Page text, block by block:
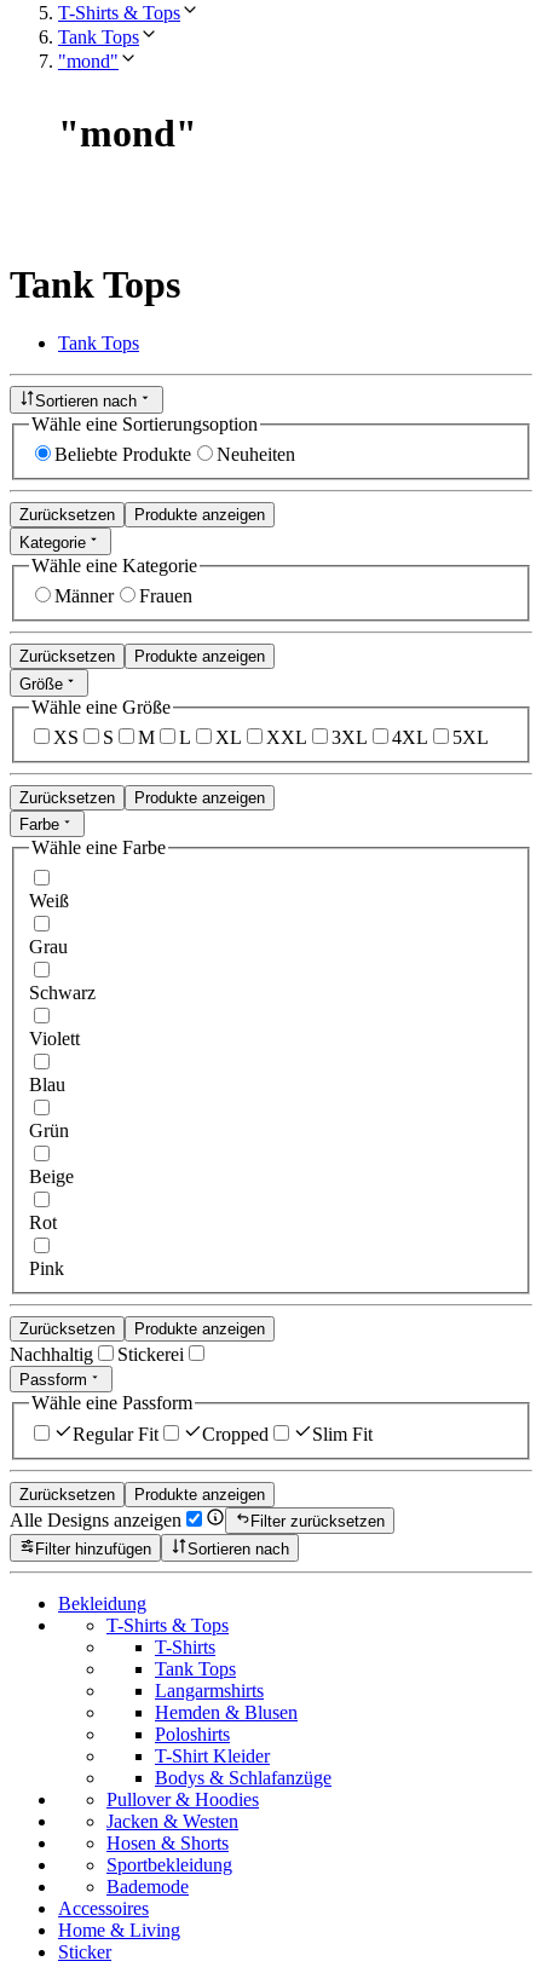
T-Shirts & Tops
Tank Tops
"mond"
"mond"
Tank Tops
Tank Tops
Sortieren nach
Wähle eine Sortierungsoption
Beliebte Produkte
Neuheiten
Zurücksetzen
Produkte anzeigen
Kategorie
Wähle eine Kategorie
Männer
Frauen
Zurücksetzen
Produkte anzeigen
Größe
Wähle eine Größe
XS
S M L XL XXL 3XL 4XL 5XL
Zurücksetzen
Produkte anzeigen
Farbe
Wähle eine Farbe
Weiß
Grau
Schwarz
Violett
Blau
Grün
Beige
Rot
Pink
Zurücksetzen Produkte anzeigen
Nachhaltig Stickerei
Passform
Wähle eine Passform
Regular Fit
Cropped Slim Fit
Zurücksetzen Produkte anzeigen
Alle Designs anzeigen
Filter zurücksetzen
Filter hinzufügen
Sortieren nach
Bekleidung
T-Shirts & Tops
T-Shirts
Tank Tops
Langarmshirts
Hemden & Blusen
Poloshirts
T-Shirt Kleider
Bodys & Schlafanzüge
Pullover & Hoodies
Jacken & Westen
Hosen & Shorts
Sportbekleidung
Bademode
Accessoires
Home & Living
Sticker